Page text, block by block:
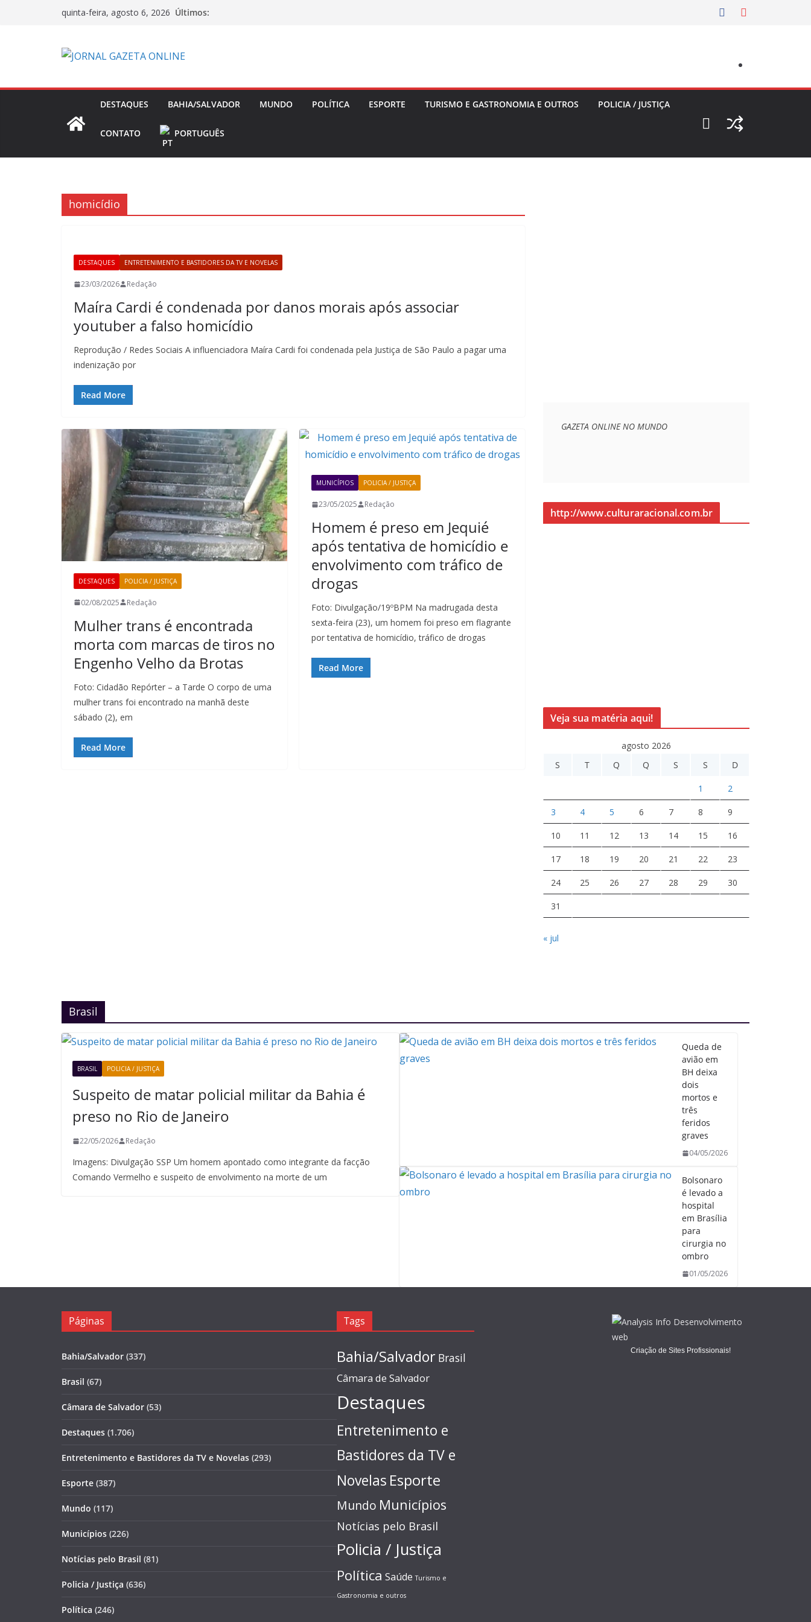
quinta-feira, agosto 6, 2026 Últimos:
DESTAQUES BAHIA/SALVADOR MUNDO POLÍTICA ESPORTE TURISMO E GASTRONOMIA E OUTROS POLICIA / JUSTIÇA
CONTATO PORTUGUÊS
homicídio
DESTAQUES ENTRETENIMENTO E BASTIDORES DA TV E NOVELAS
23/03/2026 Redação
Maíra Cardi é condenada por danos morais após associar
youtuber a falso homicídio
Reprodução / Redes Sociais A influenciadora Maíra Cardi foi condenada pela Justiça de São Paulo a pagar uma
indenização por
Read More
DESTAQUES POLICIA / JUSTIÇA
02/08/2025 Redação
Mulher trans é encontrada
morta com marcas de tiros no
Engenho Velho da Brotas
Foto: Cidadão Repórter – a Tarde O corpo de uma
mulher trans foi encontrado na manhã deste
sábado (2), em
Read More
MUNICÍPIOS POLICIA / JUSTIÇA
23/05/2025 Redação
Homem é preso em Jequié
após tentativa de homicídio e
envolvimento com tráfico de
drogas
Foto: Divulgação/19ºBPM Na madrugada desta
sexta-feira (23), um homem foi preso em flagrante
por tentativa de homicídio, tráfico de drogas
Read More
GAZETA ONLINE NO MUNDO
http://www.culturaracional.com.br
Veja sua matéria aqui!
agosto 2026
S
T Q Q S S D
1 2
3 4 5 6 7 8 9
10 11 12 13 14 15 16
17 18 19 20 21 22 23
24 25 26 27 28 29 30
31
« jul
Brasil
BRASIL POLICIA / JUSTIÇA
Suspeito de matar policial militar da Bahia é
preso no Rio de Janeiro
22/05/2026 Redação
Imagens: Divulgação SSP Um homem apontado como integrante da facção
Comando Vermelho e suspeito de envolvimento na morte de um
Queda de
avião em
BH deixa
dois
mortos e
três
feridos
graves
04/05/2026
Bolsonaro
é levado a
hospital
em Brasília
para
cirurgia no
ombro
01/05/2026
Páginas
Bahia/Salvador (337)
Brasil (67)
Câmara de Salvador (53)
Destaques (1.706)
Entretenimento e Bastidores da TV e Novelas (293)
Esporte (387)
Mundo (117)
Municípios (226)
Notícias pelo Brasil (81)
Policia / Justiça (636)
Política (246)
Tags
Bahia/Salvador Brasil
Câmara de Salvador
Destaques
Entretenimento e
Bastidores da TV e
Novelas Esporte
Mundo Municípios
Notícias pelo Brasil
Policia / Justiça
Política Saúde Turismo e
Gastronomia e outros
Criação de Sites Profissionais!